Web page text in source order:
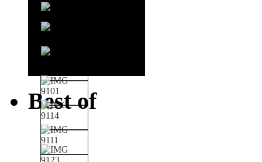
Best of